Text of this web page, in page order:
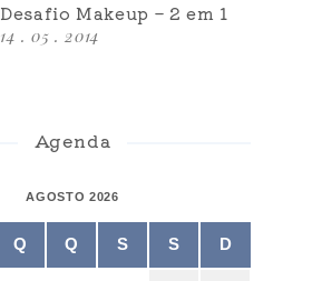
Desafio Makeup – 2 em 1
14 . 05 . 2014
Agenda
AGOSTO 2026
Q Q S S D